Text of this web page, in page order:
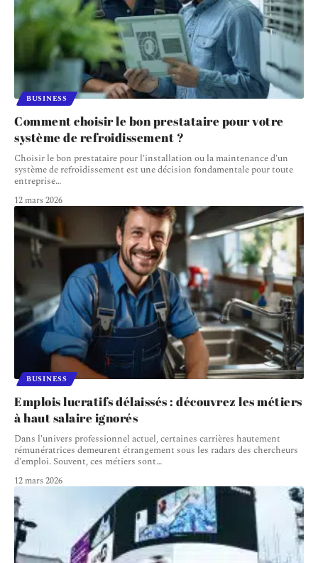
BUSINESS
Comment choisir le bon prestataire pour votre
système de refroidissement ?
Choisir le bon prestataire pour l'installation ou la maintenance d'un
système de refroidissement est une décision fondamentale pour toute
entreprise…
12 mars 2026
BUSINESS
Emplois lucratifs délaissés : découvrez les métiers
à haut salaire ignorés
Dans l'univers professionnel actuel, certaines carrières hautement
rémunératrices demeurent étrangement sous les radars des chercheurs
d'emploi. Souvent, ces métiers sont…
12 mars 2026